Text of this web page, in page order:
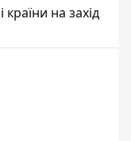
країни на захід